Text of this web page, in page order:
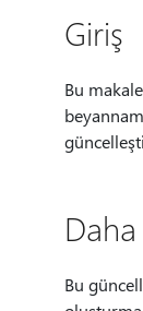
Giriş
Bu
Bu